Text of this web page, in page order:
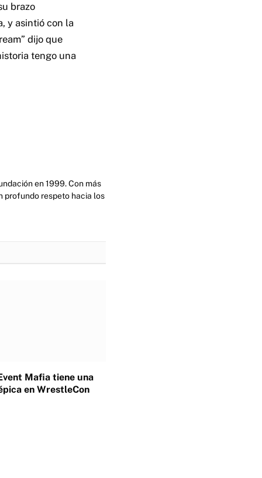
brazo
y asintió con la
dijo que
tengo una
en 1999. Con más
profundo respeto hacia los
Mafia tiene una
en WrestleCon